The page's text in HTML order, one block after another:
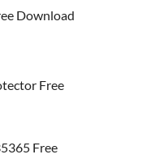
Download
Free
Free